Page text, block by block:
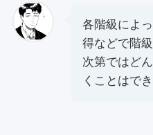
各階級によ
得などで階
次第ではど
くことはでき